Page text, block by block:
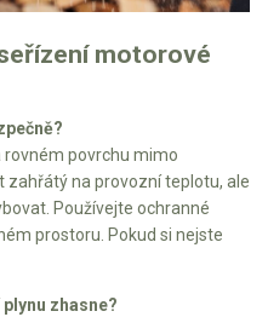
motorové
povrchu mimo
zahřátý na provozní teplotu, ale
Používejte ochranné
prostoru. Pokud si nejste
zhasne?